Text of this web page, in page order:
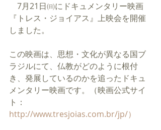
7月21日㈰にドキュメンタリー映画
『トレス・ジョイアス』上映会を開催
しました。
この映画は、思想・文化が異なる国ブ
ラジルにて、仏教がどのように根付
き、発展しているのかを追ったドキュ
メンタリー映画です。（映画公式サイ
ト：
http://www.tresjoias.com.br/jp/）